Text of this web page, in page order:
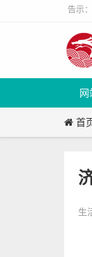
告示
网
首
生